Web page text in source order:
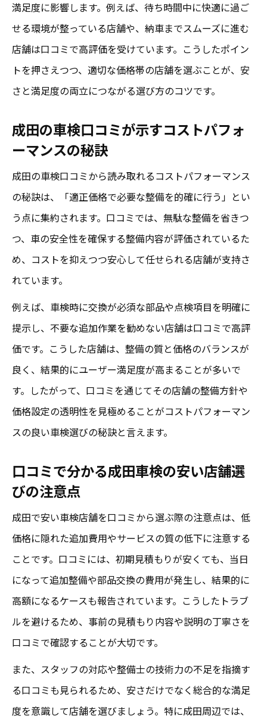
満足度に影響します。例えば、待ち時間中に快適に過ご
せる環境が整っている店舗や、納車までスムーズに進む
店舗は口コミで高評価を受けています。こうしたポイン
トを押さえつつ、適切な価格帯の店舗を選ぶことが、安
さと満足度の両立につながる選び方のコツです。
成田の車検口コミが示すコストパフォ
ーマンスの秘訣
成田の車検口コミから読み取れるコストパフォーマンス
の秘訣は、「適正価格で必要な整備を的確に行う」とい
う点に集約されます。口コミでは、無駄な整備を省きつ
つ、車の安全性を確保する整備内容が評価されているた
め、コストを抑えつつ安心して任せられる店舗が支持さ
れています。
例えば、車検時に交換が必須な部品や点検項目を明確に
提示し、不要な追加作業を勧めない店舗は口コミで高評
価です。こうした店舗は、整備の質と価格のバランスが
良く、結果的にユーザー満足度が高まることが多いで
す。したがって、口コミを通じてその店舗の整備方針や
価格設定の透明性を見極めることがコストパフォーマン
スの良い車検選びの秘訣と言えます。
口コミで分かる成田車検の安い店舗選
びの注意点
成田で安い車検店舗を口コミから選ぶ際の注意点は、低
価格に隠れた追加費用やサービスの質の低下に注意する
ことです。口コミには、初期見積もりが安くても、当日
になって追加整備や部品交換の費用が発生し、結果的に
高額になるケースも報告されています。こうしたトラブ
ルを避けるため、事前の見積もり内容や説明の丁寧さを
口コミで確認することが大切です。
また、スタッフの対応や整備士の技術力の不足を指摘す
る口コミも見られるため、安さだけでなく総合的な満足
度を意識して店舗を選びましょう。特に成田周辺では、